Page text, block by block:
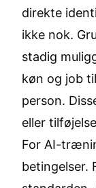
direkte
ikke nok.
stadig
køn og job
person.
eller
For AI-
betingelser.